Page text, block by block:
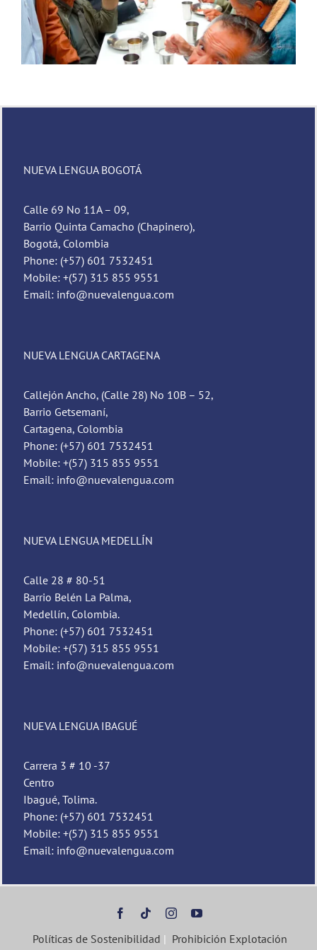
NUEVA LENGUA BOGOTÁ
Calle 69 No 11A – 09,
Barrio Quinta Camacho (Chapinero),
Bogotá, Colombia
Phone: (+57) 601 7532451
Mobile: +(57) 315 855 9551
Email: info@nuevalengua.com
NUEVA LENGUA CARTAGENA
Callejón Ancho, (Calle 28) No 10B – 52,
Barrio Getsemaní,
Cartagena, Colombia
Phone: (+57) 601 7532451
Mobile: +(57) 315 855 9551
Email: info@nuevalengua.com
NUEVA LENGUA MEDELLÍN
Calle 28 # 80-51
Barrio Belén La Palma,
Medellín, Colombia.
Phone: (+57) 601 7532451
Mobile: +(57) 315 855 9551
Email: info@nuevalengua.com
NUEVA LENGUA IBAGUÉ
Carrera 3 # 10 -37
Centro
Ibagué, Tolima.
Phone: (+57) 601 7532451
Mobile: +(57) 315 855 9551
Email: info@nuevalengua.com
Políticas de Sostenibilidad | Prohibición Explotación